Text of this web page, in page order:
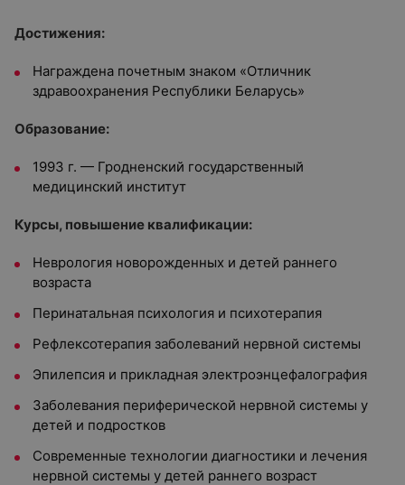
Достижения:
Награждена почетным знаком «Отличник
здравоохранения Республики Беларусь»
Образование:
1993 г. — Гродненский государственный
медицинский институт
Курсы, повышение квалификации:
Неврология новорожденных и детей раннего
возраста
Перинатальная психология и психотерапия
Рефлексотерапия заболеваний нервной системы
Эпилепсия и прикладная электроэнцефалография
Заболевания периферической нервной системы у
детей и подростков
Современные технологии диагностики и лечения
нервной системы у детей раннего возраст